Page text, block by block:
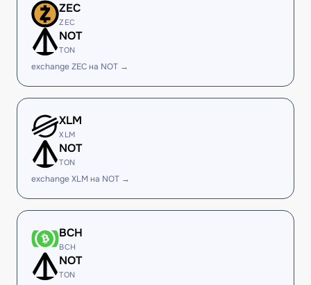
ZEC
ZEC
NOT
TON
exchange ZEC на NOT →
XLM
XLM
NOT
TON
exchange XLM на NOT →
BCH
BCH
NOT
TON